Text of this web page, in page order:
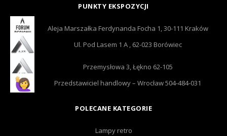
PUNKTY EKSPOZYCJI
Aleja Marszałka Ferdynanda Focha 1, 30-111 Kraków
Ul. Pod Lasem 1 A , 62-023 Borówiec
Przemysłowa 3, Łękno 62-105
Przedstawiciel handlowy – Wrocław 504-484-031
POLECANE KATEGORIE
Lampy retro